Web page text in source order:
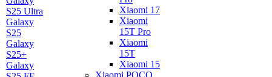
S25 Ultra
Galaxy
S25
Galaxy
S25+
Galaxy
Xiaomi 17
Xiaomi
15T Pro
Xiaomi
15T
Xiaomi 15
Xiaomi POCO